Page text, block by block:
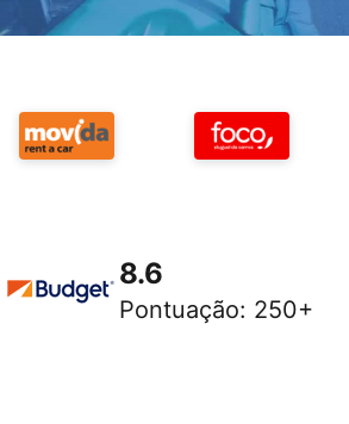
8.6
Pontuação: 250+